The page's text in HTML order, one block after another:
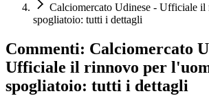
Calciomercato Udinese - Ufficiale
spogliatoio: tutti i dettagli
Commenti: Calciomercato
Ufficiale il rinnovo per
spogliatoio: tutti i dettagli